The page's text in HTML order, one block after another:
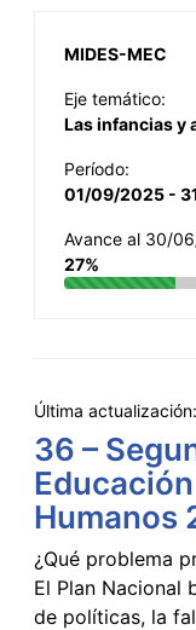
MIDES-MEC
Eje temático:
Las infancias y
Período:
01/09/2025 -
Avance al 30/
27%
Última actualización:
36 –
Humanos
¿Qué problema
El Plan Nacional
de políticas, la